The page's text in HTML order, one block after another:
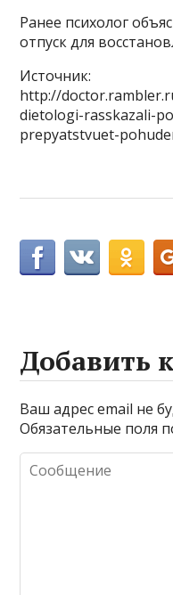
Ранее психолог
отпуск для
Источник:
http://
dietologi-rasskazali-
prepyatstvuet-
Добавить
Ваш адрес email не
Обязательные поля